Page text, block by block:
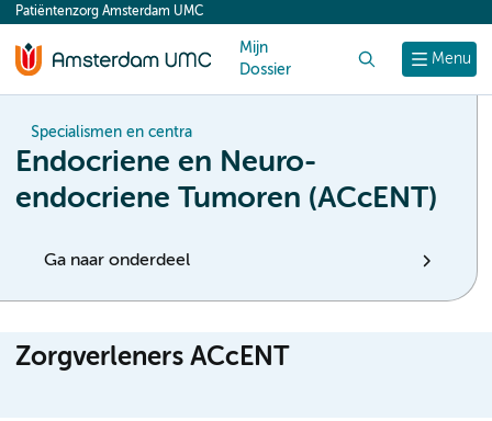
content
Menu
Patiëntenzorg Amsterdam UMC
Mijn
Dossier
Specialismen en centra
Endocriene en Neuro-
endocriene Tumoren (ACcENT)
Ga naar onderdeel
Zorgverleners ACcENT